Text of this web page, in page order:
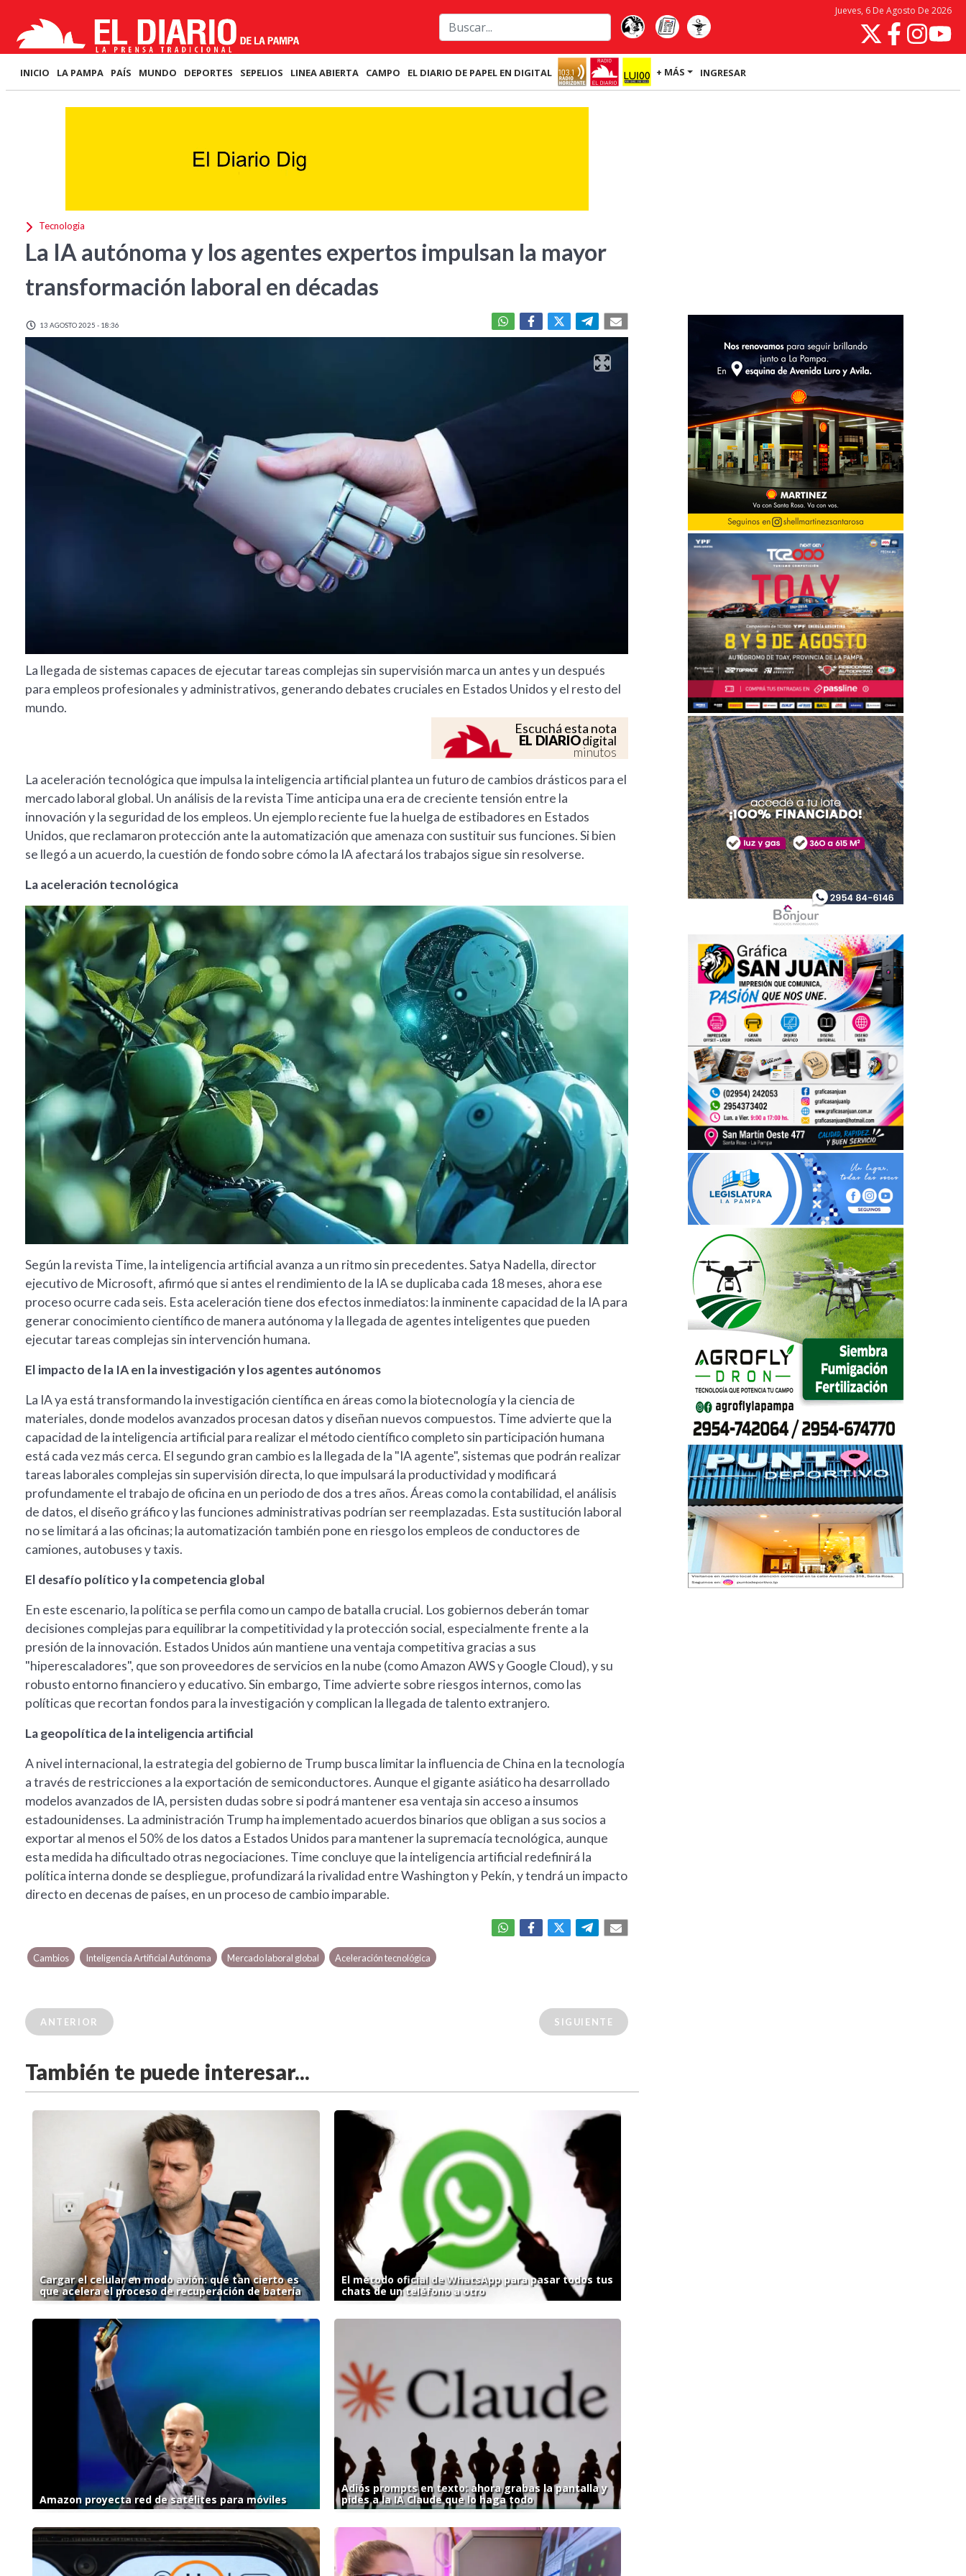
Jueves, 6 De Agosto De 2026
INICIO LA PAMPA PAÍS MUNDO DEPORTES SEPELIOS LINEA ABIERTA CAMPO EL DIARIO DE PAPEL EN DIGITAL + MÁS INGRESAR
Tecnologia
La IA autónoma y los agentes expertos impulsan la mayor
transformación laboral en décadas
13 AGOSTO 2025 - 18:36
La llegada de sistemas capaces de ejecutar tareas complejas sin supervisión marca un antes y un después
para empleos profesionales y administrativos, generando debates cruciales en Estados Unidos y el resto del
mundo.
Escuchá esta nota
EL DIARIOdigital
minutos
La aceleración tecnológica que impulsa la inteligencia artificial plantea un futuro de cambios drásticos para el
mercado laboral global. Un análisis de la revista Time anticipa una era de creciente tensión entre la
innovación y la seguridad de los empleos. Un ejemplo reciente fue la huelga de estibadores en Estados
Unidos, que reclamaron protección ante la automatización que amenaza con sustituir sus funciones. Si bien
se llegó a un acuerdo, la cuestión de fondo sobre cómo la IA afectará los trabajos sigue sin resolverse.
La aceleración tecnológica
Según la revista Time, la inteligencia artificial avanza a un ritmo sin precedentes. Satya Nadella, director
ejecutivo de Microsoft, afirmó que si antes el rendimiento de la IA se duplicaba cada 18 meses, ahora ese
proceso ocurre cada seis. Esta aceleración tiene dos efectos inmediatos: la inminente capacidad de la IA para
generar conocimiento científico de manera autónoma y la llegada de agentes inteligentes que pueden
ejecutar tareas complejas sin intervención humana.
El impacto de la IA en la investigación y los agentes autónomos
La IA ya está transformando la investigación científica en áreas como la biotecnología y la ciencia de
materiales, donde modelos avanzados procesan datos y diseñan nuevos compuestos. Time advierte que la
capacidad de la inteligencia artificial para realizar el método científico completo sin participación humana
está cada vez más cerca. El segundo gran cambio es la llegada de la "IA agente", sistemas que podrán realizar
tareas laborales complejas sin supervisión directa, lo que impulsará la productividad y modificará
profundamente el trabajo de oficina en un periodo de dos a tres años. Áreas como la contabilidad, el análisis
de datos, el diseño gráfico y las funciones administrativas podrían ser reemplazadas. Esta sustitución laboral
no se limitará a las oficinas; la automatización también pone en riesgo los empleos de conductores de
camiones, autobuses y taxis.
El desafío político y la competencia global
En este escenario, la política se perfila como un campo de batalla crucial. Los gobiernos deberán tomar
decisiones complejas para equilibrar la competitividad y la protección social, especialmente frente a la
presión de la innovación. Estados Unidos aún mantiene una ventaja competitiva gracias a sus
"hiperescaladores", que son proveedores de servicios en la nube (como Amazon AWS y Google Cloud), y su
robusto entorno financiero y educativo. Sin embargo, Time advierte sobre riesgos internos, como las
políticas que recortan fondos para la investigación y complican la llegada de talento extranjero.
La geopolítica de la inteligencia artificial
A nivel internacional, la estrategia del gobierno de Trump busca limitar la influencia de China en la tecnología
a través de restricciones a la exportación de semiconductores. Aunque el gigante asiático ha desarrollado
modelos avanzados de IA, persisten dudas sobre si podrá mantener esa ventaja sin acceso a insumos
estadounidenses. La administración Trump ha implementado acuerdos binarios que obligan a sus socios a
exportar al menos el 50% de los datos a Estados Unidos para mantener la supremacía tecnológica, aunque
esta medida ha dificultado otras negociaciones. Time concluye que la inteligencia artificial redefinirá la
política interna donde se despliegue, profundizará la rivalidad entre Washington y Pekín, y tendrá un impacto
directo en decenas de países, en un proceso de cambio imparable.
Cambios Inteligencia Artificial Autónoma Mercado laboral global Aceleración tecnológica
ANTERIOR SIGUIENTE
También te puede interesar...
Cargar el celular en modo avión: qué tan cierto es
que acelera el proceso de recuperación de batería
El método oficial de WhatsApp para pasar todos tus
chats de un teléfono a otro
Amazon proyecta red de satélites para móviles
Adiós prompts en texto: ahora grabas la pantalla y
pides a la IA Claude que lo haga todo